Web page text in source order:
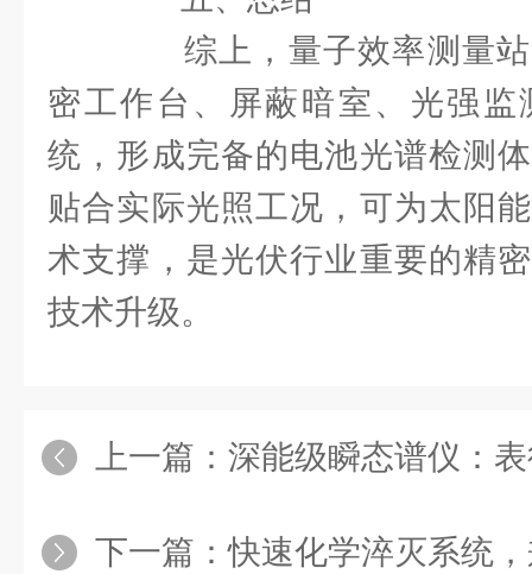
综上，量子效率测量站
密工作台、屏蔽暗室、光强
统，形成完备的电池光谱检测
贴合实际光照工况，可为太阳
术支撑，是光伏行业重要的精
技术升级。
上一篇： 深能级瞬态谱仪：表征半导
下一篇：快速化学淬灭系统，兼顾